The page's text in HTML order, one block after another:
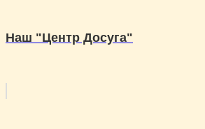
Наш "Центр Досуга"